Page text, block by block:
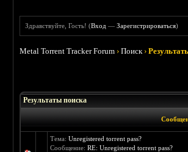
Здравствуйте, Гость! (Вход —Зарегистрироваться)
Metal Torrent Tracker Forum ›Поиск ›
Результаты поиска
Тема:Unregistered torrent pass?
Сообщение:RE: Unregistered torrent pass?